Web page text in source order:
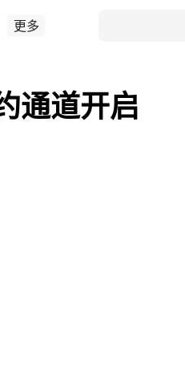
更多
通道开启